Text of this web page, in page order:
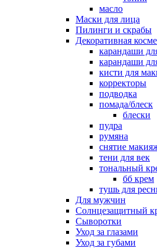
масло
Маски для лица
Пилинги и скрабы
Декоративная
карандаши
карандаши
кисти для
корректоры
подводка
помада/блеск
блески
пудра
румяна
снятие
тени для век
тональный
бб крем
тушь для
Для мужчин
Солнцезащитный
Сыворотки
Уход за глазами
Уход за губами